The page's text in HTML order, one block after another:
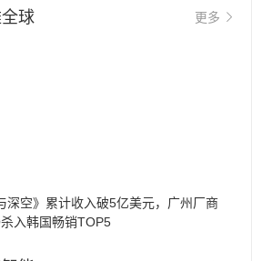
球 更多
深空》累计收入破5亿美元，广州厂商
入韩国畅销TOP5